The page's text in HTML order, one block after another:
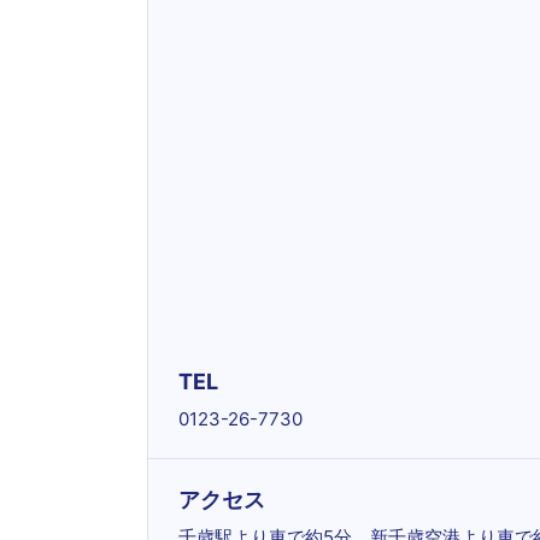
TEL
0123-26-7730
アクセス